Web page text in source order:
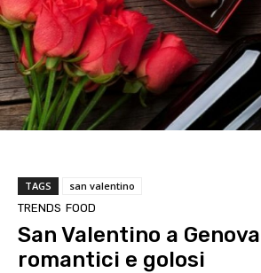
TAGS
san valentino
TRENDS FOOD
San Valentino a
romantici e golosi